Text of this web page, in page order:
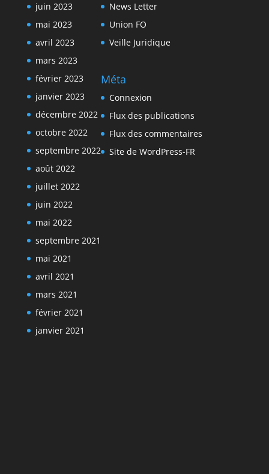
juin 2023
mai 2023
avril 2023
mars 2023
février 2023
janvier 2023
décembre 2022
octobre 2022
septembre 2022
août 2022
juillet 2022
juin 2022
mai 2022
septembre 2021
mai 2021
avril 2021
mars 2021
février 2021
janvier 2021
News Letter
Union FO
Veille Juridique
Méta
Connexion
Flux des publications
Flux des commentaires
Site de WordPress-FR